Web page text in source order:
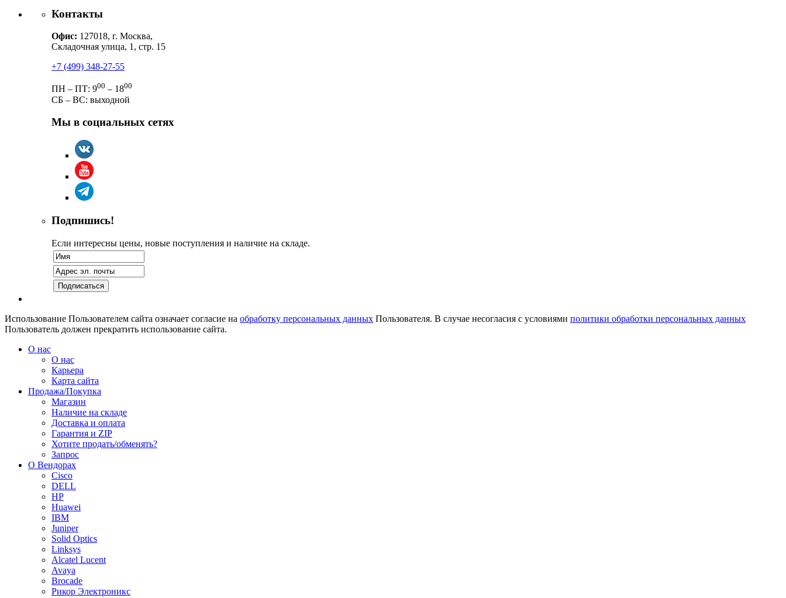
Контакты
Офис: 127018, г. Москва,
Складочная улица, 1, стр. 15
+7 (499) 348-27-55
ПН – ПТ: 900 – 1800
СБ – ВС: выходной
Мы в социальных сетях
Подпишись!
Если интересны цены, новые поступления и наличие на складе.
Использование Пользователем сайта означает согласие на обработку персональных данных Пользователя. В случае несогласия с условиями политики обработки персональных данных
Пользователь должен прекратить использование сайта.
О нас
О нас
Карьера
Карта сайта
Продажа/Покупка
Магазин
Наличие на складе
Доставка и оплата
Гарантия и ZIP
Хотите продать/обменять?
Запрос
О Вендорах
Cisco
DELL
HP
Huawei
IBM
Juniper
Solid Optics
Linksys
Alcatel Lucent
Avaya
Brocade
Рикор Электроникс